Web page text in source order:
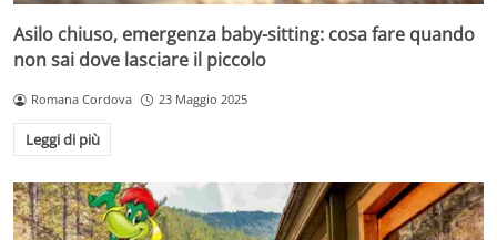
Asilo chiuso, emergenza baby-sitting: cosa fare quando
non sai dove lasciare il piccolo
Romana Cordova 23 Maggio 2025
Leggi di più